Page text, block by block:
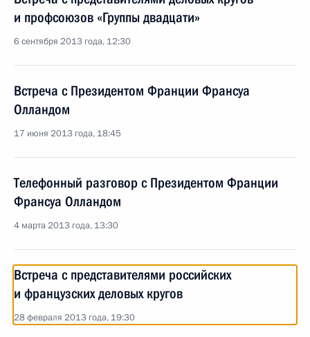
и профсоюзов «Группы двадцати»
6 сентября 2013 года, 12:30
Встреча с Президентом Франции Франсуа
Олландом
17 июня 2013 года, 18:45
Телефонный разговор с Президентом Франции
Франсуа Олландом
4 марта 2013 года, 13:30
Встреча с представителями российских
и французских деловых кругов
28 февраля 2013 года, 19:30